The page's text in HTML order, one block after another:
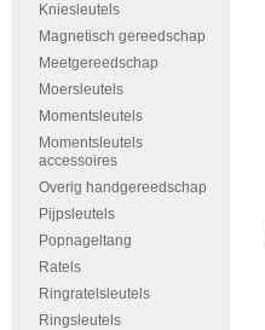
Kniesleutels
Magnetisch gereedschap
Meetgereedschap
Moersleutels
Momentsleutels
Momentsleutels
accessoires
Overig handgereedschap
Pijpsleutels
Popnageltang
Ratels
Ringratelsleutels
Ringsleutels